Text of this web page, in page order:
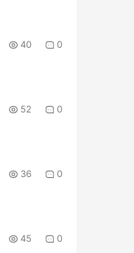
40 0
52 0
36 0
45 0